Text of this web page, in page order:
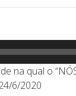
na qual o
6/2020